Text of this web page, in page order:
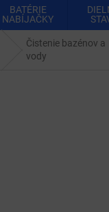
BATÉRIE
NABÍJAČKY
Čistenie bazénov a
vody